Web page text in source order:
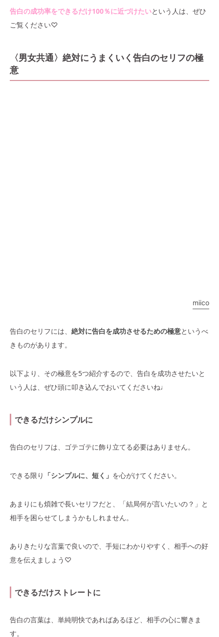
告白の成功率をできるだけ100％に近づけたいという人は、ぜひ
ご覧ください♡
〈男女共通〉絶対にうまくいく告白のセリフの極
意
miico
告白のセリフには、 絶対に告白を成功させるための極意というべ
きものがあります。
以下より、その極意を5つ紹介するので、告白を成功させたいと
いう人は、ぜひ頭に叩き込んでおいてくださいね♩
できるだけシンプルに
告白のセリフは、ゴテゴテに飾り立てる必要はありません。
できる限り 「シンプルに、短く」 を心がけてください。
あまりにも煩雑で長いセリフだと、「結局何が言いたいの？」と
相手を困らせてしまうかもしれません。
ありきたりな言葉で良いので、手短にわかりやすく、相手への好
意を伝えましょう♡
できるだけストレートに
告白の言葉は、単純明快であればあるほど、相手の心に響きま
す。